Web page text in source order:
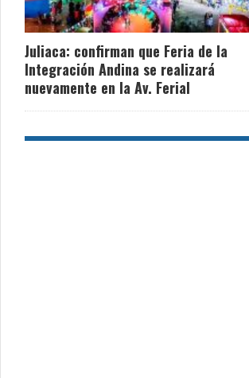
Juliaca: confirman que Feria de la
Integración Andina se realizará
nuevamente en la Av. Ferial